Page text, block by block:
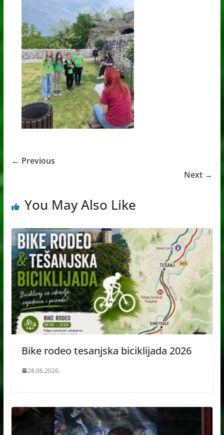
← Previous
Next →
You May Also Like
Bike rodeo tesanjska biciklijada 2026
28.06.2026.